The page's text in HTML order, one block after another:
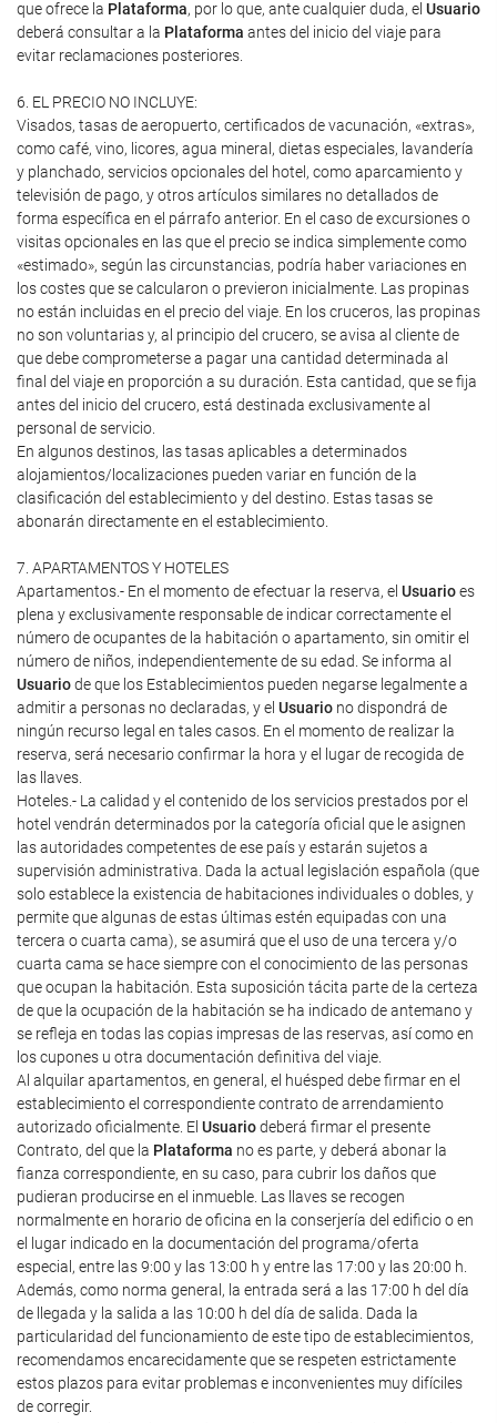
que ofrece la Plataforma, por lo que, ante cualquier duda, el Usuario
deberá consultar a la Plataforma antes del inicio del viaje para
evitar reclamaciones posteriores.
6. EL PRECIO NO INCLUYE:
Visados, tasas de aeropuerto, certificados de vacunación, «extras»,
como café, vino, licores, agua mineral, dietas especiales, lavandería
y planchado, servicios opcionales del hotel, como aparcamiento y
televisión de pago, y otros artículos similares no detallados de
forma específica en el párrafo anterior. En el caso de excursiones o
visitas opcionales en las que el precio se indica simplemente como
«estimado», según las circunstancias, podría haber variaciones en
los costes que se calcularon o previeron inicialmente. Las propinas
no están incluidas en el precio del viaje. En los cruceros, las propinas
no son voluntarias y, al principio del crucero, se avisa al cliente de
que debe comprometerse a pagar una cantidad determinada al
final del viaje en proporción a su duración. Esta cantidad, que se fija
antes del inicio del crucero, está destinada exclusivamente al
personal de servicio.
En algunos destinos, las tasas aplicables a determinados
alojamientos/localizaciones pueden variar en función de la
clasificación del establecimiento y del destino. Estas tasas se
abonarán directamente en el establecimiento.
7. APARTAMENTOS Y HOTELES
Apartamentos.- En el momento de efectuar la reserva, el Usuarioes
plena y exclusivamente responsable de indicar correctamente el
número de ocupantes de la habitación o apartamento, sin omitir el
número de niños, independientemente de su edad. Se informa al
Usuariode que los Establecimientos pueden negarse legalmente a
admitir a personas no declaradas, y el Usuario no dispondrá de
ningún recurso legal en tales casos. En el momento de realizar la
reserva, será necesario confirmar la hora y el lugar de recogida de
las llaves.
Hoteles.- La calidad y el contenido de los servicios prestados por el
hotel vendrán determinados por la categoría oficial que le asignen
las autoridades competentes de ese país y estarán sujetos a
supervisión administrativa. Dada la actual legislación española (que
solo establece la existencia de habitaciones individuales o dobles, y
permite que algunas de estas últimas estén equipadas con una
tercera o cuarta cama), se asumirá que el uso de una tercera y/o
cuarta cama se hace siempre con el conocimiento de las personas
que ocupan la habitación. Esta suposición tácita parte de la certeza
de que la ocupación de la habitación se ha indicado de antemano y
se refleja en todas las copias impresas de las reservas, así como en
los cupones u otra documentación definitiva del viaje.
Al alquilar apartamentos, en general, el huésped debe firmar en el
establecimiento el correspondiente contrato de arrendamiento
autorizado oficialmente. El Usuariodeberá firmar el presente
Contrato, del que la Plataforma no es parte, y deberá abonar la
fianza correspondiente, en su caso, para cubrir los daños que
pudieran producirse en el inmueble. Las llaves se recogen
normalmente en horario de oficina en la conserjería del edificio o en
el lugar indicado en la documentación del programa/oferta
especial, entre las 9:00 y las 13:00 h y entre las 17:00 y las 20:00 h.
Además, como norma general, la entrada será a las 17:00 h del día
de llegada y la salida a las 10:00 h del día de salida. Dada la
particularidad del funcionamiento de este tipo de establecimientos,
recomendamos encarecidamente que se respeten estrictamente
estos plazos para evitar problemas e inconvenientes muy difíciles
de corregir.